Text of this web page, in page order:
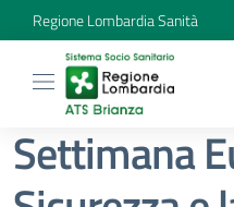
Regione Lombardia Sanità
Settimana